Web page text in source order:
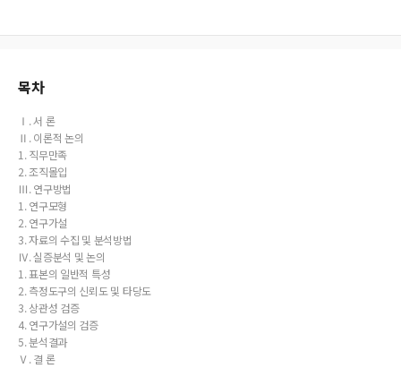
목차
Ⅰ. 서 론
Ⅱ. 이론적 논의
1. 직무만족
2. 조직몰입
Ⅲ. 연구방법
1. 연구모형
2. 연구가설
3. 자료의 수집 및 분석방법
Ⅳ. 실증분석 및 논의
1. 표본의 일반적 특성
2. 측정도구의 신뢰도 및 타당도
3. 상관성 검증
4. 연구가설의 검증
5. 분석결과
Ⅴ. 결 론